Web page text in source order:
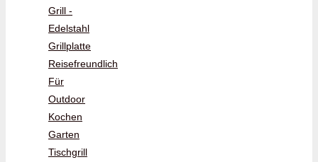
Grill -
Edelstahl
Grillplatte
Reisefreundlich
Für
Outdoor
Kochen
Garten
Tischgrill